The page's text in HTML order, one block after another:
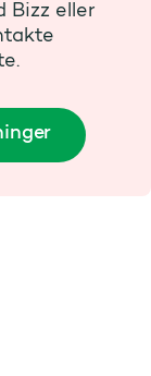
Bizz eller